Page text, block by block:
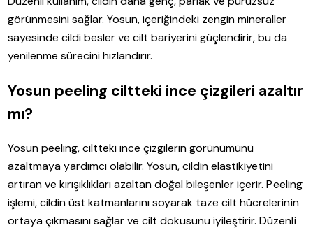
görünmesini sağlar. Yosun, içeriğindeki zengin mineraller
sayesinde cildi besler ve cilt bariyerini güçlendirir, bu da
yenilenme sürecini hızlandırır.
Yosun peeling ciltteki ince çizgileri azaltır
mı?
Yosun peeling, ciltteki ince çizgilerin görünümünü
azaltmaya yardımcı olabilir. Yosun, cildin elastikiyetini
artıran ve kırışıklıkları azaltan doğal bileşenler içerir. Peeling
işlemi, cildin üst katmanlarını soyarak taze cilt hücrelerinin
ortaya çıkmasını sağlar ve cilt dokusunu iyileştirir. Düzenli